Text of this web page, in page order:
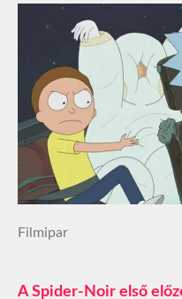
Filmipar
A Spider-Noir első